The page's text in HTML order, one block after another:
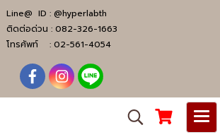
Line@ ID : @hyperlabth
ติดต่อด่วน : 082-326-1663
โทรศัพท์ : 02-561-4054